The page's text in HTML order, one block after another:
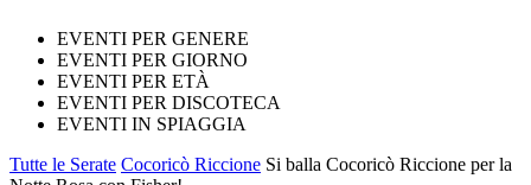
EVENTI PER GENERE
EVENTI PER GIORNO
EVENTI PER ETÀ
EVENTI PER DISCOTECA
EVENTI IN SPIAGGIA
Tutte le Serate Cocoricò Riccione Si balla Cocoricò Riccione per la